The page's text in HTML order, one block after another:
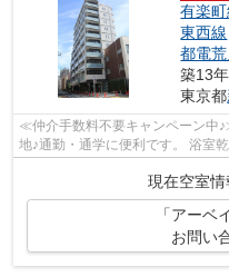
有楽町
東西線
都電
築13年
東京都
≪仲介手数料不要キャンペーン中
地♪通勤・通学に便利です。 浴室
現在空室情
「アーベ
お問い